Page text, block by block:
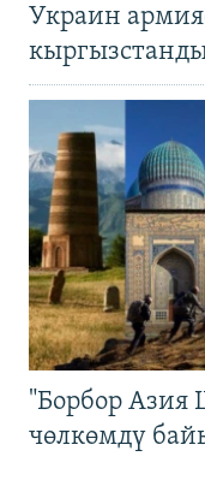
Украин
"Борбор Азия
чөлкөмдү